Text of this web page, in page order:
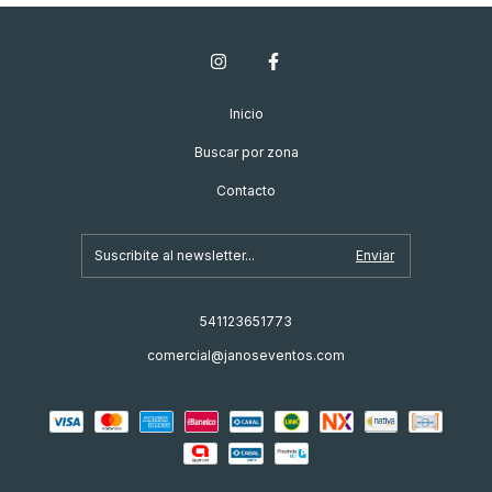
Inicio
Buscar por zona
Contacto
541123651773
comercial@janoseventos.com